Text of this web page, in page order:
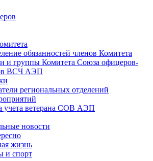
обязанностей членов Комитета
и группы Комитета Союза офицеров-
ВСЧ АЭП
региональных отделений
учета ветерана CОВ АЭП
новости
жизнь
и спорт